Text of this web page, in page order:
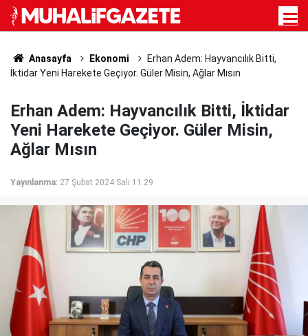
Anasayfa Ekonomi
Erhan Adem: Hayvancılık Bitti,
İktidar Yeni Harekete Geçiyor. Güler Misin, Ağlar Mısın
Erhan Adem: Hayvancılık Bitti, İktidar
Yeni Harekete Geçiyor. Güler Misin,
Ağlar Mısın
Yayınlanma: 27 Şubat 2024 Salı 11:29